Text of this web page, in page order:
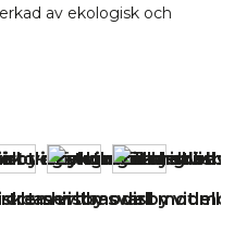
av ekologisk och